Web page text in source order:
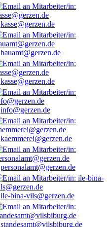
kasse@gerzen.de
bauamt@gerzen.de
kasse@gerzen.de
info@gerzen.de
kaemmerei@gerzen.de
personalamt@gerzen.de
ile-bina-vils@gerzen.de
standesamt@vilsbiburg.de